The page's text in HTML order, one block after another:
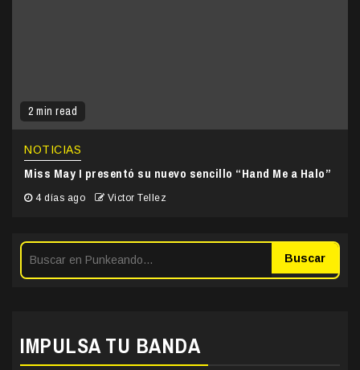
2 min read
NOTICIAS
Miss May I presentó su nuevo sencillo “Hand Me a Halo”
4 días ago Victor Tellez
Buscar
IMPULSA TU BANDA